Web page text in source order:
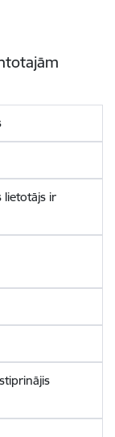
lietotājs ir